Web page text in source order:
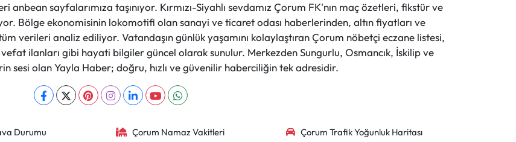
sayfalarımıza taşınıyor. Kırmızı-Siyahlı sevdamız Çorum FK'nın maç özetleri, fikstür ve
Bölge ekonomisinin lokomotifi olan sanayi ve ticaret odası haberlerinden, altın fiyatları ve
verileri analiz ediliyor. Vatandaşın günlük yaşamını kolaylaştıran Çorum nöbetçi eczane listesi,
ilanları gibi hayati bilgiler güncel olarak sunulur. Merkezden Sungurlu, Osmancık, İskilip ve
sesi olan Yayla Haber; doğru, hızlı ve güvenilir haberciliğin tek adresidir.
Durumu Çorum Namaz Vakitleri Çorum Trafik Yoğunluk Haritası